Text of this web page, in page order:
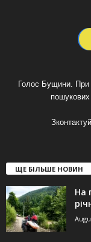
Голос Бущини. При
пошукових
ЩЕ БІЛЬШЕ НОВИН
На